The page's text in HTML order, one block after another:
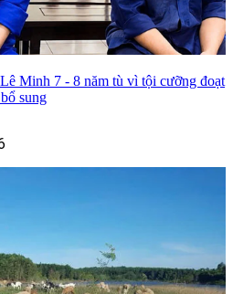
Minh 7 - 8 năm tù vì tội cưỡng đoạt
sung